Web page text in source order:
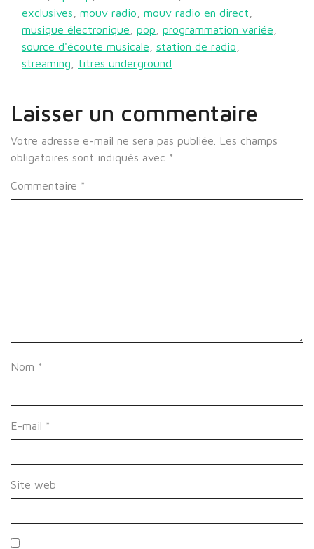
exclusives
mouv radio mouv radio en direct
musique électronique
pop programmation variée
source d'écoute musicale
station de radio
streaming
titres underground
Laisser un commentaire
Votre adresse e-mail ne sera pas publiée.
Les champs
obligatoires sont indiqués avec *
Commentaire *
Nom *
E-mail *
Site web